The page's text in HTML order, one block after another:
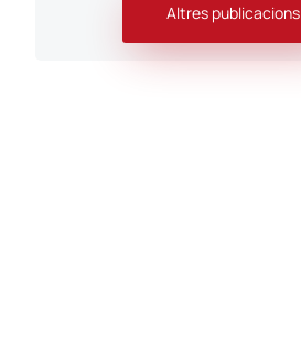
Altres publicacions